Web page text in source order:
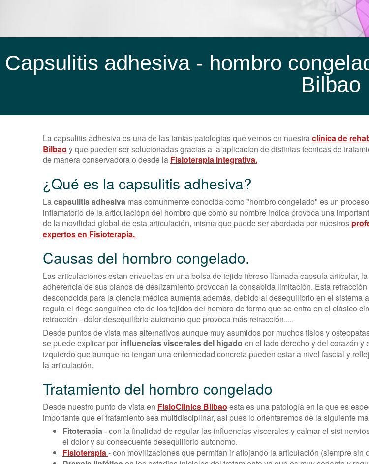
Capsulitis adhesiva - hombro
Bilbao
La capsulitis adhesiva es una de las tantas patologias que vemos en nuestraclínica de
Bilbao y que pueden ser solucionadas gracias a la aplicacion de distintas tecnicas de
de manera conservadora o desde la Fisioterapia integrativa.
¿Qué es la capsulitis adhesiva?
Lacapsulitis adhesiva mas comunmente conocida como "hombro congelado" es un
inflamatorio de la articulaciópn del hombro que como su nombre indica provoca una
de la movilidad global de esta articulación, misma que puede ser abordada por nuestros
expertos en Fisioterapia.
Causas del hombro congelado.
Las articulaciones estan envueltas en una bolsa de tejido fibroso llamada capsula articular,
adherencia de sus planos de deslizamiento provocan la consabida limitación. Esta
desconocida para la ciencia médica aumenta además, debido al desequilibrio en el sistema
regula el riego sanguíneo etc de los tejidos del hombro de forma que se entra en el clásico
retracción - dolor desequilibrio autonomo que provoca más retracción.....
Desde puntos de vista mas alternativos aunque muy asumidos por muchos fisios y
se puede explicar por influencias viscerales del hígado en el lado derecho y del corazón y
izquierdo que aunque no tengan una enfermedad concreta pueden estar a nivel fascial y
la articulación.
Tratamiento del hombro congelado
Desde nuestro punto de vista en FisioClinics Bilbao esta es una patología en la que es
importante que el tratamiento sea multidisciplinar, así pues lo orientaremos de la siguiente
Fitoterapia- con la finalidad de regular las influencias viscerales y calmar el sist
el dolor y su consecuente desequilibrio autonomo.
Fisioterapia- con movilizaciones que permitan ir aflojando la articulación (siempre sin